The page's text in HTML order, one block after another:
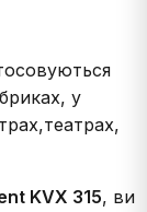
у
KVX 315, ви